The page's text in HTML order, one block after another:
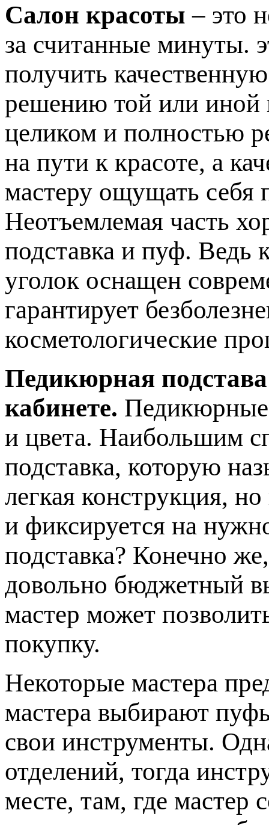
Салон красоты – это
за считанные минуты.
получить
решению той или иной
целиком и полностью
на пути к красоте, а
мастеру ощущать себя
Неотъемлемая часть
подставка и пуф. Ведь
уголок оснащен
гарантирует
косметологические
Педикюрная подстава
кабинете. Педикюрные
и цвета. Наибольшим
подставка, которую
легкая конструкция,
и фиксируется на
подставка? Конечно
довольно бюджетный
мастер может
покупку.
Некоторые мастера
мастера выбирают
свои инструменты.
отделений, тогда
месте, там, где